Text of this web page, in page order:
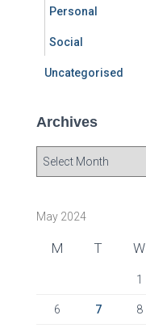
Personal
Social
Uncategorised
Archives
May 2024
M T W
1
6 7 8